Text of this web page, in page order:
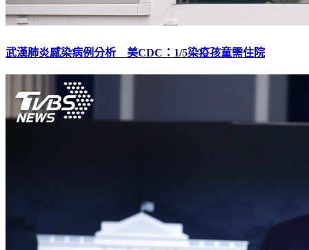
武漢肺炎感染病例分析 美CDC：1/5染疫孩童需住院